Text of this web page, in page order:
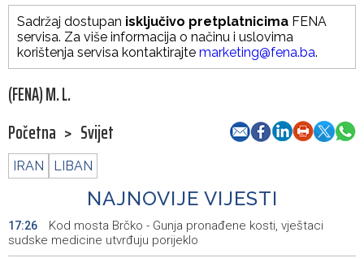
Sadržaj dostupan isključivo pretplatnicima FENA
servisa. Za više informacija o načinu i uslovima
korištenja servisa kontaktirajte marketing@fena.ba.
(FENA) M. L.
Početna > Svijet
IRAN LIBAN
NAJNOVIJE VIJESTI
17:26
Kod mosta Brčko - Gunja pronađene kosti, vještaci
sudske medicine utvrđuju porijeklo